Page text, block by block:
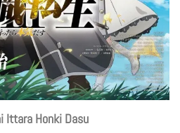
Ittara Honki Dasu